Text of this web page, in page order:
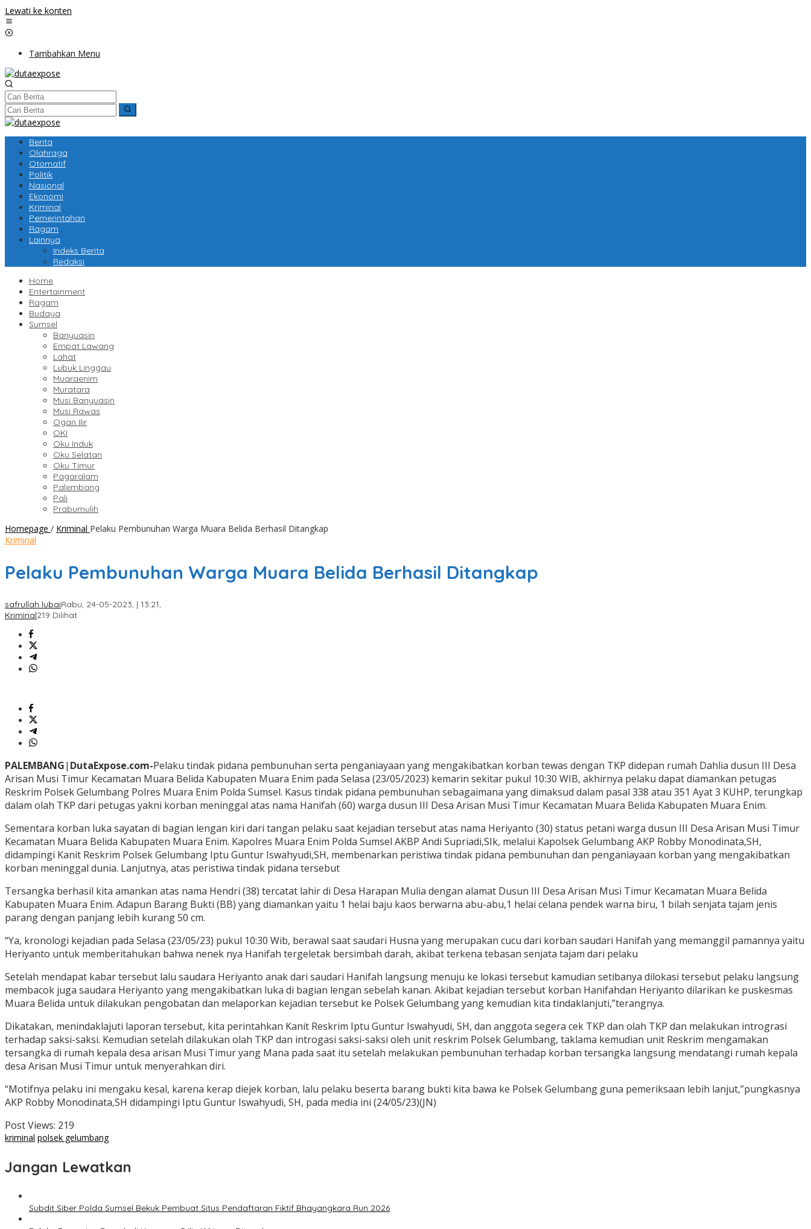
Lewati ke konten
Tambahkan Menu
Berita
Olahraga
Otomatif
Politik
Nasional
Ekonomi
Kriminal
Pemerintahan
Ragam
Lainnya
Indeks Berita
Redaksi
Home
Entertainment
Ragam
Budaya
Sumsel
Banyuasin
Empat Lawang
Lahat
Lubuk Linggau
Muaraenim
Muratara
Musi Banyuasin
Musi Rawas
Ogan Ilir
OKI
Oku Induk
Oku Selatan
Oku Timur
Pagaralam
Palembang
Pali
Prabumulih
Homepage / Kriminal Pelaku Pembunuhan Warga Muara Belida Berhasil Ditangkap
Kriminal
Pelaku Pembunuhan Warga Muara Belida Berhasil Ditangkap
safrullah lubaiRabu, 24-05-2023, | 13:21,
Kriminal219 Dilihat
PALEMBANG| DutaExpose.com-Pelaku tindak pidana pembunuhan serta penganiayaan yang mengakibatkan korban tewas dengan TKP didepan rumah Dahlia dusun III Desa
Arisan Musi Timur Kecamatan Muara Belida Kabupaten Muara Enim pada Selasa (23/05/2023) kemarin sekitar pukul 10:30 WIB, akhirnya pelaku dapat diamankan petugas
Reskrim Polsek Gelumbang Polres Muara Enim Polda Sumsel. Kasus tindak pidana pembunuhan sebagaimana yang dimaksud dalam pasal 338 atau 351 Ayat 3 KUHP, terungkap
dalam olah TKP dari petugas yakni korban meninggal atas nama Hanifah (60) warga dusun III Desa Arisan Musi Timur Kecamatan Muara Belida Kabupaten Muara Enim.
Sementara korban luka sayatan di bagian lengan kiri dari tangan pelaku saat kejadian tersebut atas nama Heriyanto (30) status petani warga dusun III Desa Arisan Musi Timur
Kecamatan Muara Belida Kabupaten Muara Enim. Kapolres Muara Enim Polda Sumsel AKBP Andi Supriadi,SIk, melalui Kapolsek Gelumbang AKP Robby Monodinata,SH,
didampingi Kanit Reskrim Polsek Gelumbang Iptu Guntur Iswahyudi,SH, membenarkan peristiwa tindak pidana pembunuhan dan penganiayaan korban yang mengakibatkan
korban meninggal dunia. Lanjutnya, atas peristiwa tindak pidana tersebut
Tersangka berhasil kita amankan atas nama Hendri (38) tercatat lahir di Desa Harapan Mulia dengan alamat Dusun III Desa Arisan Musi Timur Kecamatan Muara Belida
Kabupaten Muara Enim. Adapun Barang Bukti (BB) yang diamankan yaitu 1 helai baju kaos berwarna abu-abu,1 helai celana pendek warna biru, 1 bilah senjata tajam jenis
parang dengan panjang lebih kurang 50 cm.
“Ya, kronologi kejadian pada Selasa (23/05/23) pukul 10:30 Wib, berawal saat saudari Husna yang merupakan cucu dari korban saudari Hanifah yang memanggil pamannya yaitu
Heriyanto untuk memberitahukan bahwa nenek nya Hanifah tergeletak bersimbah darah, akibat terkena tebasan senjata tajam dari pelaku
Setelah mendapat kabar tersebut lalu saudara Heriyanto anak dari saudari Hanifah langsung menuju ke lokasi tersebut kamudian setibanya dilokasi tersebut pelaku langsung
membacok juga saudara Heriyanto yang mengakibatkan luka di bagian lengan sebelah kanan. Akibat kejadian tersebut korban Hanifahdan Heriyanto dilarikan ke puskesmas
Muara Belida untuk dilakukan pengobatan dan melaporkan kejadian tersebut ke Polsek Gelumbang yang kemudian kita tindaklanjuti,”terangnya.
Dikatakan, menindaklajuti laporan tersebut, kita perintahkan Kanit Reskrim Iptu Guntur Iswahyudi, SH, dan anggota segera cek TKP dan olah TKP dan melakukan intrograsi
terhadap saksi-saksi. Kemudian setelah dilakukan olah TKP dan introgasi saksi-saksi oleh unit reskrim Polsek Gelumbang, taklama kemudian unit Reskrim mengamakan
tersangka di rumah kepala desa arisan Musi Timur yang Mana pada saat itu setelah melakukan pembunuhan terhadap korban tersangka langsung mendatangi rumah kepala
desa Arisan Musi Timur untuk menyerahkan diri.
“Motifnya pelaku ini mengaku kesal, karena kerap diejek korban, lalu pelaku beserta barang bukti kita bawa ke Polsek Gelumbang guna pemeriksaan lebih lanjut,”pungkasnya
AKP Robby Monodinata,SH didampingi Iptu Guntur Iswahyudi, SH, pada media ini (24/05/23)(JN)
Post Views: 219
kriminal polsek gelumbang
Jangan Lewatkan
Subdit Siber Polda Sumsel Bekuk Pembuat Situs Pendaftaran Fiktif Bhayangkara Run 2026